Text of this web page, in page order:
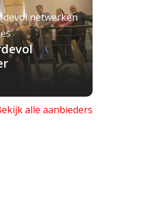
netwerken
alle aanbieders